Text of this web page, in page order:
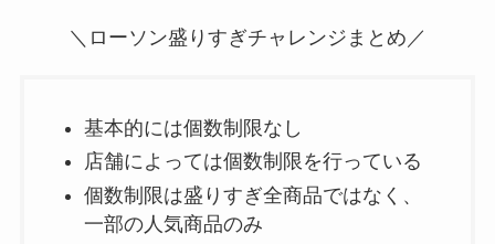
＼ローソン盛りすぎチャレンジまとめ／
基本的には個数制限なし
店舗によっては個数制限を行っている
個数制限は盛りすぎ全商品ではなく、
一部の人気商品のみ